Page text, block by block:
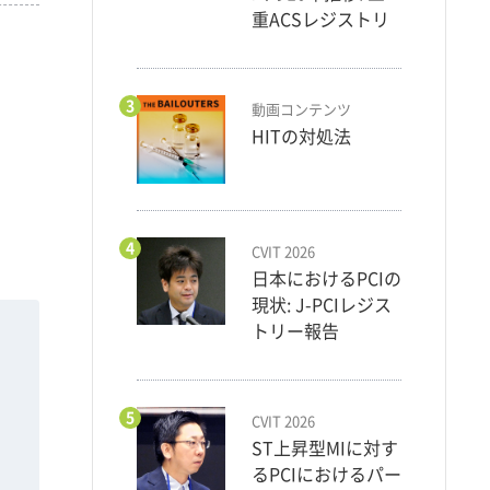
重ACSレジストリ
3 動画コンテンツ
HITの対処法
4 CVIT 2026
日本におけるPCIの
現状: J-PCIレジス
トリー報告
5 CVIT 2026
ST上昇型MIに対す
るPCIにおけるパー